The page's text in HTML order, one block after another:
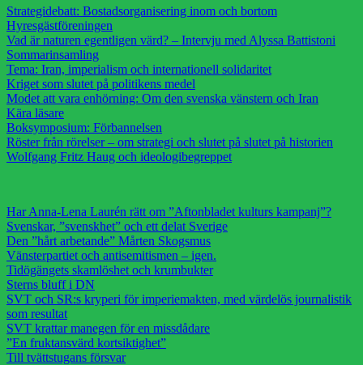
Strategidebatt: Bostadsorganisering inom och bortom
Hyresgästföreningen
Vad är naturen egentligen värd? – Intervju med Alyssa Battistoni
Sommarinsamling
Tema: Iran, imperialism och internationell solidaritet
Kriget som slutet på politikens medel
Modet att vara enhörning: Om den svenska vänstern och Iran
Kära läsare
Boksymposium: Förbannelsen
Röster från rörelser – om strategi och slutet på slutet på historien
Wolfgang Fritz Haug och ideologibegreppet
Har Anna-Lena Laurén rätt om ”Aftonbladet kulturs kampanj”?
Svenskar, ”svenskhet” och ett delat Sverige
Den ”hårt arbetande” Mårten Skogsmus
Vänsterpartiet och antisemitismen – igen.
Tidögängets skamlöshet och krumbukter
Sterns bluff i DN
SVT och SR:s kryperi för imperiemakten, med värdelös journalistik
som resultat
SVT krattar manegen för en missdådare
”En fruktansvärd kortsiktighet”
Till tvättstugans försvar